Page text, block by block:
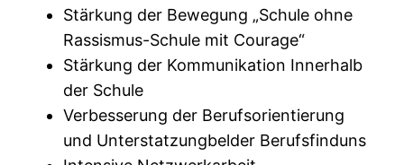
Stärkung der Bewegung „Schule ohne
Rassismus-Schule mit Courage“
Stärkung der Kommunikation Innerhalb
der Schule
Verbesserung der Berufsorientierung
und Unterstatzungbelder Berufsfinduns